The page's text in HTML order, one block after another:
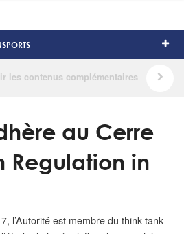
au Cerre
Regulation in
l’Autorité est membre du think tank